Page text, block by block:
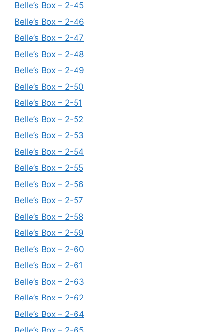
Belle’s Box – 2-45
Belle’s Box – 2-46
Belle’s Box – 2-47
Belle’s Box – 2-48
Belle’s Box – 2-49
Belle’s Box – 2-50
Belle’s Box – 2-51
Belle’s Box – 2-52
Belle’s Box – 2-53
Belle’s Box – 2-54
Belle’s Box – 2-55
Belle’s Box – 2-56
Belle’s Box – 2-57
Belle’s Box – 2-58
Belle’s Box – 2-59
Belle’s Box – 2-60
Belle’s Box – 2-61
Belle’s Box – 2-63
Belle’s Box – 2-62
Belle’s Box – 2-64